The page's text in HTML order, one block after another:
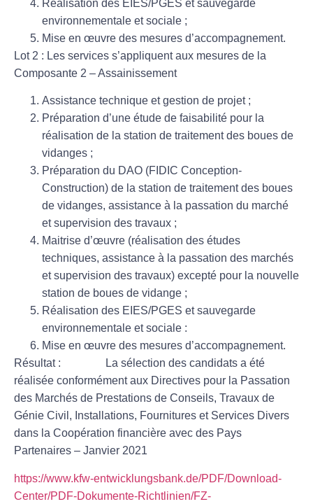
Réalisation des EIES/PGES et sauvegarde
environnementale et sociale ;
Mise en œuvre des mesures d’accompagnement.
Lot 2 : Les services s’appliquent aux mesures de la
Composante 2 – Assainissement
Assistance technique et gestion de projet ;
Préparation d’une étude de faisabilité pour la
réalisation de la station de traitement des boues de
vidanges ;
Préparation du DAO (FIDIC Conception-
Construction) de la station de traitement des boues
de vidanges, assistance à la passation du marché
et supervision des travaux ;
Maitrise d’œuvre (réalisation des études
techniques, assistance à la passation des marchés
et supervision des travaux) excepté pour la nouvelle
station de boues de vidange ;
Réalisation des EIES/PGES et sauvegarde
environnementale et sociale :
Mise en œuvre des mesures d’accompagnement.
Résultat :
La sélection des candidats a été
réalisée conformément aux Directives pour la Passation
des Marchés de Prestations de Conseils, Travaux de
Génie Civil, Installations, Fournitures et Services Divers
dans la Coopération financière avec des Pays
Partenaires – Janvier 2021
https://www.kfw-entwicklungsbank.de/PDF/Download-
Center/PDF-Dokumente-Richtlinien/FZ-